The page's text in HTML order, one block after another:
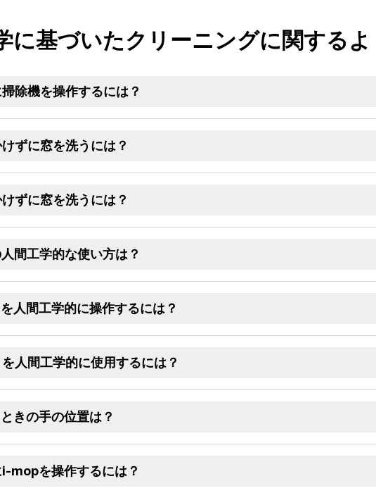
に基づいたクリーニングに関する
除機を操作するには？
ずに窓を洗うには？
ずに窓を洗うには？
間工学的な使い方は？
人間工学的に操作するには？
人間工学的に使用するには？
きの手の位置は？
mopを操作するには？